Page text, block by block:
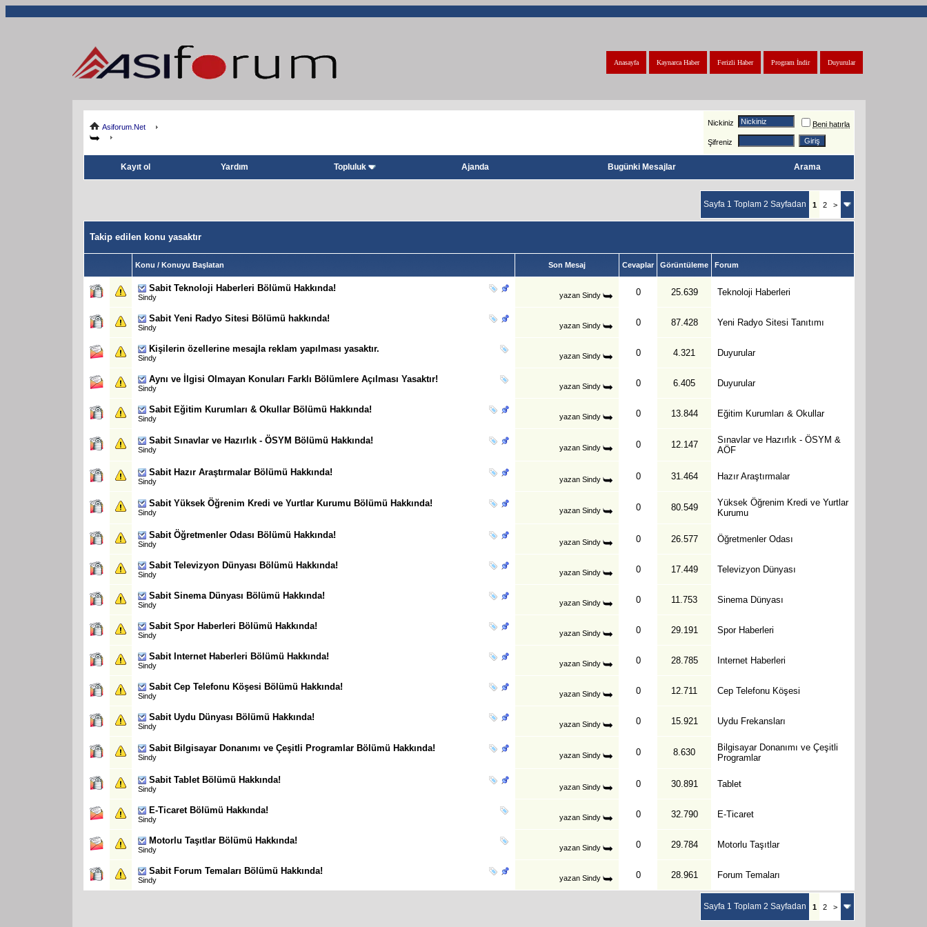
Duyurular
Program İndir
Ferizli Haber
Kaynarca Haber
Anasayfa
Asiforum.Net Nickiniz Beni hatırla
Şifreniz
Kayıt ol Yardım Topluluk Ajanda Bugünki Mesajlar Arama
Sayfa 1 Toplam 2 Sayfadan 1 2 >
Takip edilen konu yasaktır
Konu / Konuyu Başlatan Son Mesaj Cevaplar Görüntüleme Forum
Sabit Teknoloji Haberleri Bölümü Hakkında!
Sindy yazan Sindy 0 25.639 Teknoloji Haberleri
Sabit Yeni Radyo Sitesi Bölümü hakkında!
Sindy yazan Sindy 0 87.428 Yeni Radyo Sitesi Tanıtımı
Kişilerin özellerine mesajla reklam yapılması yasaktır.
Sindy yazan Sindy 0 4.321 Duyurular
Aynı ve İlgisi Olmayan Konuları Farklı Bölümlere Açılması Yasaktır!
Sindy yazan Sindy 0 6.405 Duyurular
Sabit Eğitim Kurumları & Okullar Bölümü Hakkında!
Sindy yazan Sindy 0 13.844 Eğitim Kurumları & Okullar
Sabit Sınavlar ve Hazırlık - ÖSYM Bölümü Hakkında!
Sindy yazan Sindy 0 12.147
Sınavlar ve Hazırlık - ÖSYM &
AÖF
Sabit Hazır Araştırmalar Bölümü Hakkında!
Sindy yazan Sindy 0 31.464 Hazır Araştırmalar
Sabit Yüksek Öğrenim Kredi ve Yurtlar Kurumu Bölümü Hakkında!
Sindy yazan Sindy 0 80.549
Yüksek Öğrenim Kredi ve Yurtlar
Kurumu
Sabit Öğretmenler Odası Bölümü Hakkında!
Sindy yazan Sindy 0 26.577 Öğretmenler Odası
Sabit Televizyon Dünyası Bölümü Hakkında!
Sindy yazan Sindy 0 17.449 Televizyon Dünyası
Sabit Sinema Dünyası Bölümü Hakkında!
Sindy yazan Sindy 0 11.753 Sinema Dünyası
Sabit Spor Haberleri Bölümü Hakkında!
Sindy yazan Sindy 0 29.191 Spor Haberleri
Sabit Internet Haberleri Bölümü Hakkında!
Sindy yazan Sindy 0 28.785 Internet Haberleri
Sabit Cep Telefonu Köşesi Bölümü Hakkında!
Sindy yazan Sindy 0 12.711 Cep Telefonu Köşesi
Sabit Uydu Dünyası Bölümü Hakkında!
Sindy yazan Sindy 0 15.921 Uydu Frekansları
Sabit Bilgisayar Donanımı ve Çeşitli Programlar Bölümü Hakkında!
Sindy yazan Sindy 0 8.630
Bilgisayar Donanımı ve Çeşitli
Programlar
Sabit Tablet Bölümü Hakkında!
Sindy yazan Sindy 0 30.891 Tablet
E-Ticaret Bölümü Hakkında!
Sindy yazan Sindy 0 32.790 E-Ticaret
Motorlu Taşıtlar Bölümü Hakkında!
Sindy yazan Sindy 0 29.784 Motorlu Taşıtlar
Sabit Forum Temaları Bölümü Hakkında!
Sindy yazan Sindy 0 28.961 Forum Temaları
Sayfa 1 Toplam 2 Sayfadan 1 2 >